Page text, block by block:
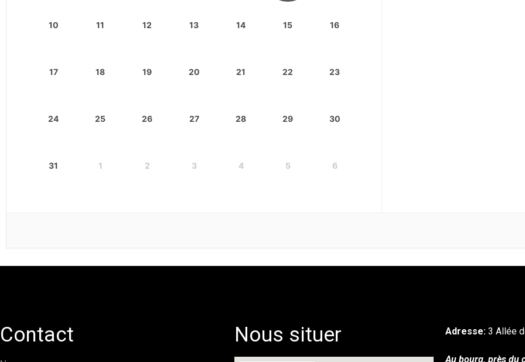
10 11 12 13 14 15 16
17 18 19 20 21 22 23
24 25 26 27 28 29 30
31 1 2 3 4 5 6
Contact Nous situer Adresse:3 Allée
Au bourg, près du